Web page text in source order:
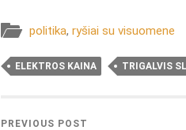
politika, ryšiai su visuomene
ELEKTROS KAINA TRIGALVIS
PREVIOUS POST